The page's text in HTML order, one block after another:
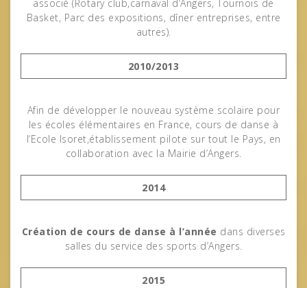
associé (Rotary club,carnaval d’Angers, Tournois de
Basket, Parc des expositions, dîner entreprises, entre
autres).
2010/2013
Afin de développer le nouveau système scolaire pour
les écoles élémentaires en France, cours de danse à
l’Ecole Isoret,établissement pilote sur tout le Pays, en
collaboration avec la Mairie d’Angers.
2014
Création de cours de danse à l’année dans diverses
salles du service des sports d’Angers.
2015